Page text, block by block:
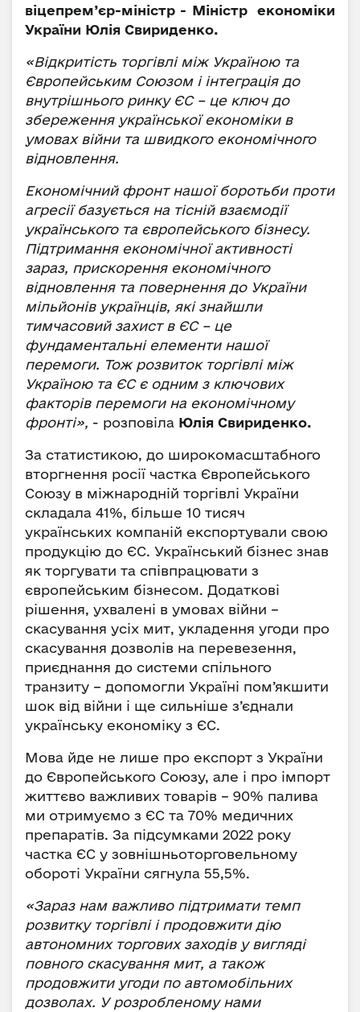
віцепрем’єр-міністр - Міністр економіки
України Юлія Свириденко.
«Відкритість торгівлі між Україною та
Європейським Союзом і інтеграція до
внутрішнього ринку ЄС – це ключ до
збереження української економіки в
умовах війни та швидкого економічного
відновлення.
Економічний фронт нашої боротьби проти
агресії базується на тісній взаємодії
українського та європейського бізнесу.
Підтримання економічної активності
зараз, прискорення економічного
відновлення та повернення до України
мільйонів українців, які знайшли
тимчасовий захист в ЄС – це
фундаментальні елементи нашої
перемоги. Тож розвиток торгівлі між
Україною та ЄС є одним з ключових
факторів перемоги на економічному
фронті», - розповіла Юлія Свириденко.
За статистикою, до широкомасштабного
вторгнення росії частка Європейського
Союзу в міжнародній торгівлі України
складала 41%, більше 10 тисяч
українських компаній експортували свою
продукцію до ЄС. Український бізнес знав
як торгувати та співпрацювати з
європейським бізнесом. Додаткові
рішення, ухвалені в умовах війни –
скасування усіх мит, укладення угоди про
скасування дозволів на перевезення,
приєднання до системи спільного
транзиту – допомогли Україні пом’якшити
шок від війни і ще сильніше з’єднали
українську економіку з ЄС.
Мова йде не лише про експорт з України
до Європейського Союзу, але і про імпорт
життєво важливих товарів – 90% палива
ми отримуємо з ЄС та 70% медичних
препаратів. За підсумками 2022 року
частка ЄС у зовнішньоторговельному
обороті України сягнула 55,5%.
«Зараз нам важливо підтримати темп
розвитку торгівлі і продовжити дію
автономних торгових заходів у вигляді
повного скасування мит, а також
продовжити угоди по автомобільних
дозволах. У розробленому нами